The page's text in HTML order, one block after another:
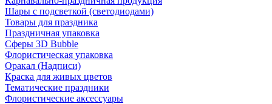
Шары с подсветкой (светодиодами)
Товары для праздника
Праздничная упаковка
Сферы 3D Bubble
Флористическая упаковка
Оракал (Надписи)
Краска для живых цветов
Тематические праздники
Флористические аксессуары